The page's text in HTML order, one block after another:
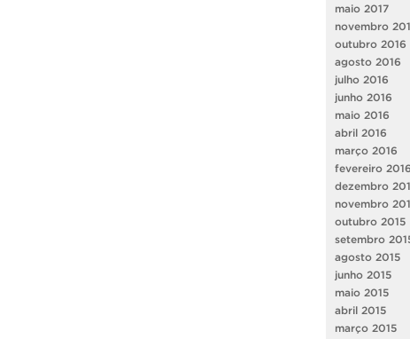
maio 2017
novembro
outubro 2016
agosto 2016
julho 2016
junho 2016
maio 2016
abril 2016
março 2016
fevereiro 2016
dezembro
novembro
outubro 2015
setembro
agosto 2015
junho 2015
maio 2015
abril 2015
março 2015